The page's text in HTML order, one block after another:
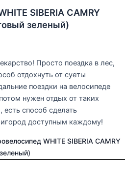
SIBERIA CAMRY
зеленый)
Просто поездка в лес,
отдохнуть от суеты
поездки на велосипеде
нужен отдых от таких
способ сделать
доступным каждому!
WHITE SIBERIA CAMRY